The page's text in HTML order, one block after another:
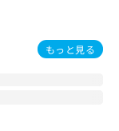
もっと見る